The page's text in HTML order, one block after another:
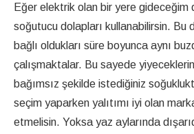
Eğer elektrik olan bir yere gideceğim
soğutucu dolapları kullanabilirsin. Bu
bağlı oldukları süre boyunca aynı
çalışmaktalar. Bu sayede
bağımsız şekilde istediğiniz
seçim yaparken yalıtımı iyi olan
etmelisin. Yoksa yaz aylarında